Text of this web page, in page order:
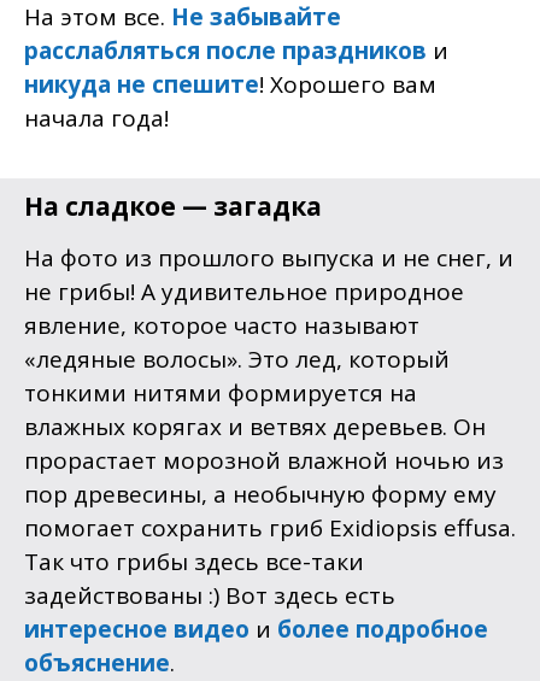
На этом все. Не забывайте
расслабляться после праздников и
никуда не спешите! Хорошего вам
начала года!
На сладкое — загадка
На фото из прошлого выпуска и не снег, и
не грибы! А удивительное природное
явление, которое часто называют
«ледяные волосы». Это лед, который
тонкими нитями формируется на
влажных корягах и ветвях деревьев. Он
прорастает морозной влажной ночью из
пор древесины, а необычную форму ему
помогает сохранить гриб Exidiopsis effusa.
Так что грибы здесь все-таки
задействованы :) Вот здесь есть
интересное видео и более подробное
объяснение.